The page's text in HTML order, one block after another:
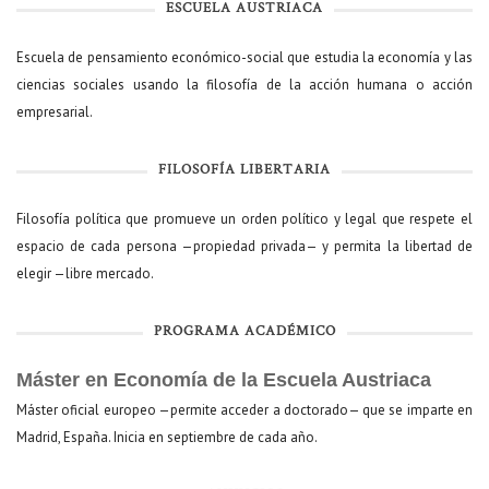
ESCUELA AUSTRIACA
Escuela de pensamiento económico-social que estudia la economía y las
ciencias sociales usando la filosofía de la acción humana o acción
empresarial.
FILOSOFÍA LIBERTARIA
Filosofía política que promueve un orden político y legal que respete el
espacio de cada persona —propiedad privada— y permita la libertad de
elegir —libre mercado.
PROGRAMA ACADÉMICO
Máster en Economía de la Escuela Austriaca
Máster oficial europeo —permite acceder a doctorado— que se imparte en
Madrid, España. Inicia en septiembre de cada año.